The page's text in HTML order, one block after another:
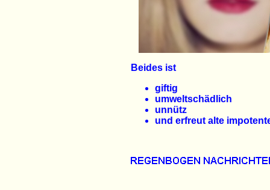
Beides ist
giftig
umweltschädlich
unnütz
und erfreut alte